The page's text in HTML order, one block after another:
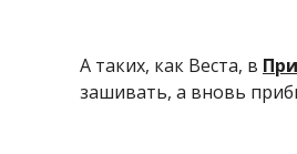
А таких, как Веста, в
зашивать, а вновь